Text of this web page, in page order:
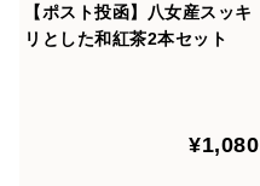
【ポスト投函】八女産スッキ
リとした和紅茶2本セット
¥1,080